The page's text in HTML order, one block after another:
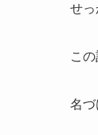
せっ
こ
名づ